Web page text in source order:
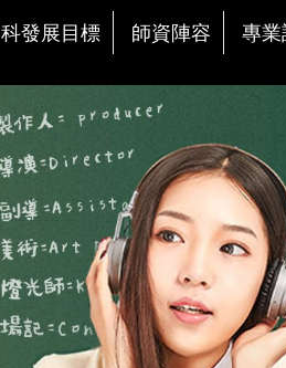
科發展目標 師資陣容 專